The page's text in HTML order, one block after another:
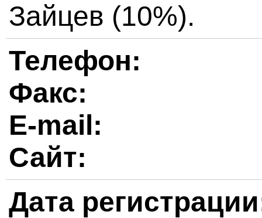
Зайцев (10%).
Телефон:
Факс:
E-mail:
Сайт:
Дата